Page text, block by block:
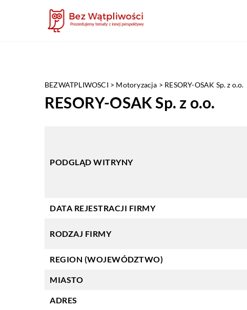
BEZWATPLIWOSCI > Motoryzacja > RESORY-OSAK Sp. z o.o.
RESORY-OSAK Sp. z o.o.
PODGLĄD WITRYNY
DATA REJESTRACJI FIRMY
RODZAJ FIRMY
REGION (WOJEWÓDZTWO)
MIASTO
ADRES